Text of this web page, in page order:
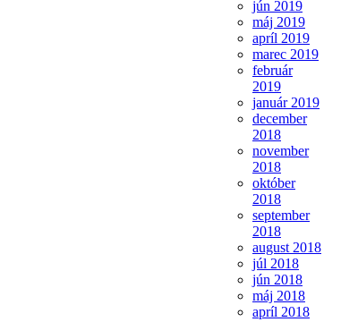
jún 2019
máj 2019
apríl 2019
marec 2019
február
2019
január 2019
december
2018
november
2018
október
2018
september
2018
august 2018
júl 2018
jún 2018
máj 2018
apríl 2018